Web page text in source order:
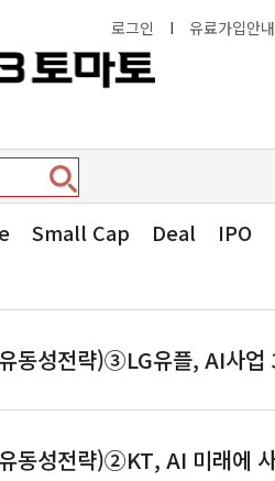
로그인 I 유료가입안내
Small Cap Deal IPO
동성전략)③LG유플, AI사
동성전략)②KT, AI 미래에